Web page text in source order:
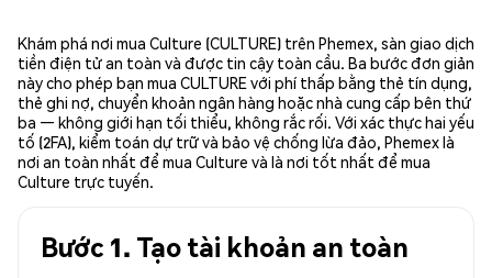
Khám phá nơi mua Culture (CULTURE) trên Phemex, sàn giao dịch
tiền điện tử an toàn và được tin cậy toàn cầu. Ba bước đơn giản
này cho phép bạn mua CULTURE với phí thấp bằng thẻ tín dụng,
thẻ ghi nợ, chuyển khoản ngân hàng hoặc nhà cung cấp bên thứ
ba — không giới hạn tối thiểu, không rắc rối. Với xác thực hai yếu
tố (2FA), kiểm toán dự trữ và bảo vệ chống lừa đảo, Phemex là
nơi an toàn nhất để mua Culture và là nơi tốt nhất để mua
Culture trực tuyến.
Bước 1. Tạo tài khoản an toàn